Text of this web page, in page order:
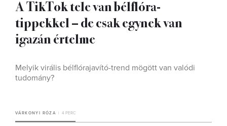
A TikTok tele van bélflóra-
tippekkel – de csak egynek van
igazán értelme
Melyik virális bélflórajavító-trend mögött van valódi
tudomány?
VÁRKONYI RÓZA 4 PERC